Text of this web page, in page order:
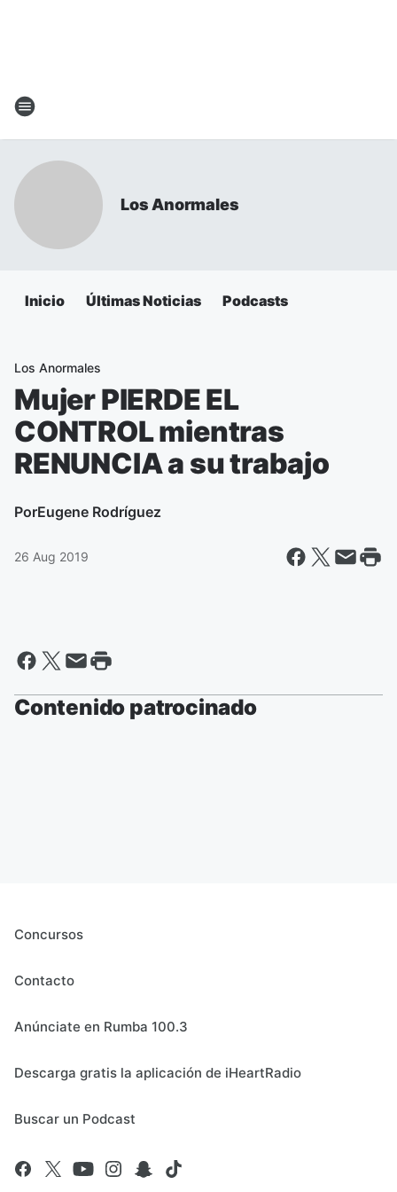
Los Anormales
Inicio Últimas Noticias Podcasts
Los Anormales
Mujer PIERDE EL
CONTROL mientras
RENUNCIA a su trabajo
PorEugene Rodríguez
26 Aug 2019
Contenido patrocinado
Concursos
Contacto
Anúnciate en Rumba 100.3
Descarga gratis la aplicación de iHeartRadio
Buscar un Podcast